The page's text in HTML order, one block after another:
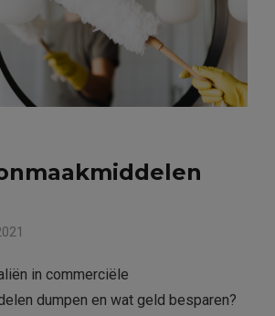
in commerciële
dumpen en wat geld besparen?